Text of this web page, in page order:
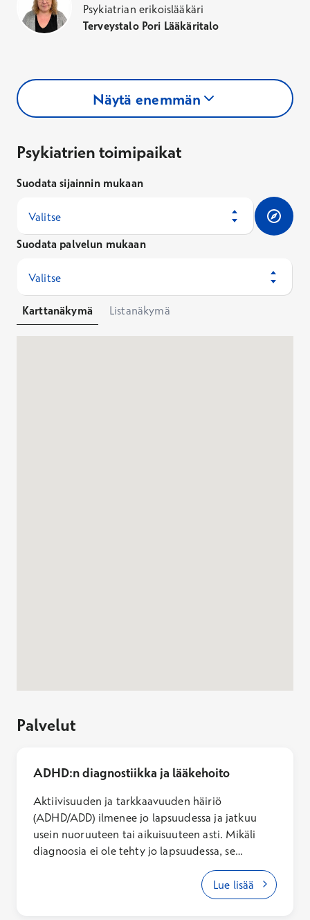
Psykiatrian erikoislääkäri
Terveystalo Pori Lääkäritalo
Näytä enemmän
Psykiatrien toimipaikat
Psykiatrien toimipaikat
Suodata sijainnin mukaan
Valitse
Suodata palvelun mukaan
Valitse
Karttanäkymä Listanäkymä
Palvelut
ADHD:n diagnostiikka ja lääkehoito
Aktiivisuuden ja tarkkaavuuden häiriö
(ADHD/ADD) ilmenee jo lapsuudessa ja jatkuu
usein nuoruuteen tai aikuisuuteen asti. Mikäli
diagnoosia ei ole tehty jo lapsuudessa, se
voidaan asettaa myös myöhemmällä iällä
erikoislääkärin vastaanotolla. Erikoislääkäri voi
arvioida myös lääkehoidon tarpeen. Osana
Lue lisää